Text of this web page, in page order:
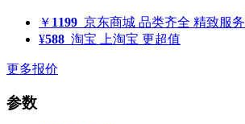
￥ 1199 京东商城 品类齐全 精致服务
¥588 淘宝 上淘宝 更超值
更多报价
参数